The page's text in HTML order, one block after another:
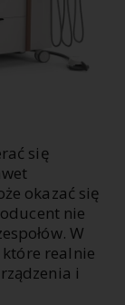
się
okazać się
nie
W
realnie
i